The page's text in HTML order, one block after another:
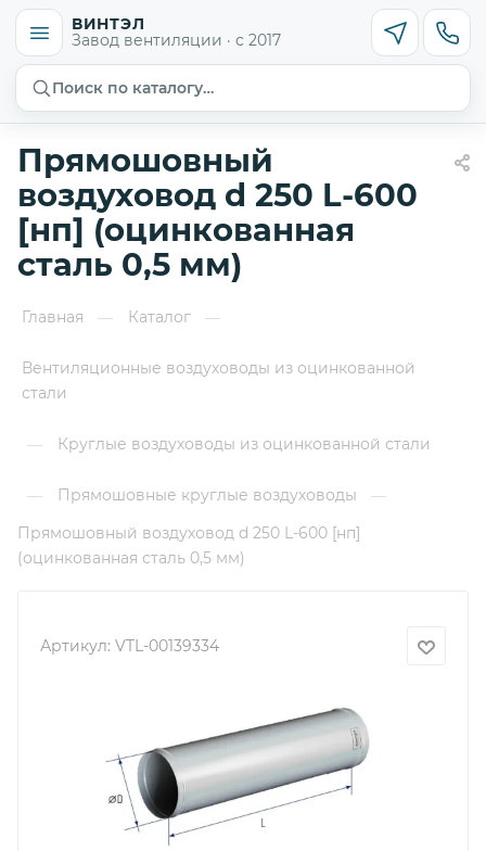
ВИНТЭЛ
Завод вентиляции · с 2017
Поиск по каталогу…
Прямошовный
воздуховод d 250 L-600
[нп] (оцинкованная
сталь 0,5 мм)
Главная — Каталог —
Вентиляционные воздуховоды из оцинкованной
стали
— Круглые воздуховоды из оцинкованной стали
— Прямошовные круглые воздуховоды
—
Прямошовный воздуховод d 250 L-600 [нп]
(оцинкованная сталь 0,5 мм)
Артикул: VTL-00139334